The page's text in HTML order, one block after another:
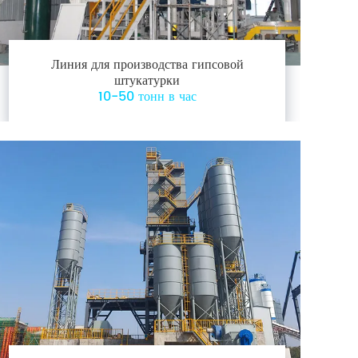
Линия для производства гипсовой
штукатурки
10-50 тонн в час